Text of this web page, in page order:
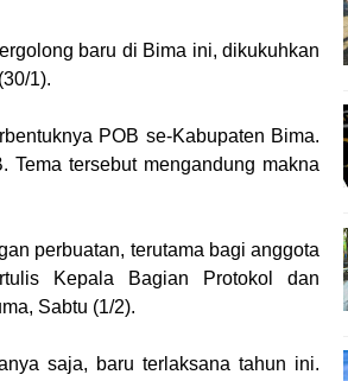
baru di Bima ini, dikukuhkan
1).
POB se-Kabupaten Bima.
Tema tersebut mengandung makna
perbuatan, terutama bagi anggota
Kepala Bagian Protokol dan
Sabtu (1/2).
saja, baru terlaksana tahun ini.